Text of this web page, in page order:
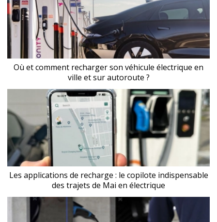
Où et comment recharger son véhicule électrique en
ville et sur autoroute ?
Les applications de recharge : le copilote indispensable
des trajets de Mai en électrique